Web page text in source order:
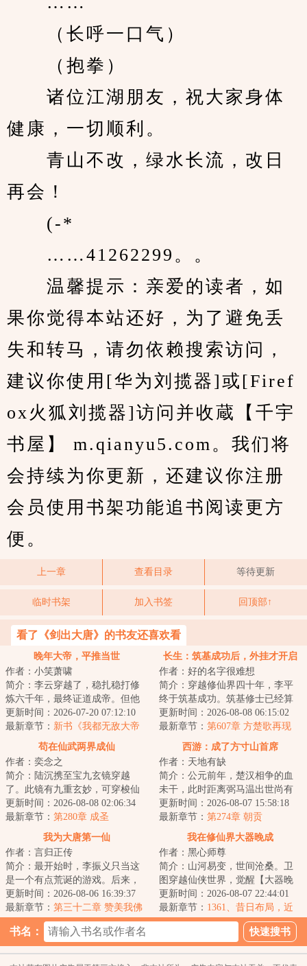
（长呼一口气）
（抱拳）
诸位江湖朋友，祝大家身体
健康，一切顺利。
青山不改，绿水长流，改日
再会！
(-*ゞ
……41262299。。
温馨提示：亲爱的读者，如
果你觉得本站还好，为了避免丢
失和转马，请勿依赖搜索访问，
建议你使用[华为刘揽器]或[Firef
ox火狐刘揽器]访问并收蔵【千宇
书屋】 m.qianyu5.com。我们将
会持续为你更新，还建议你注册
会员使用书架功能追书阅读更方
便。
上一章 查看目录 等待更新
临时书架 加入书签 回顶部↑
看了《剑出大唐》的书友还喜欢看
晚年大帝，平推当世
作者：小笑萧啸
简介：李云穿越了，稳扎稳打修
炼六千年，最终证道成帝。但他
是一个很平庸的大帝。平不掉禁
区，打不穿仙域...
更新时间：2026-07-20 07:12:10
最新章节： 新书《我都无敌大帝
了，还要短板补强？》
长生：筑基成功后，外挂才开启
作者：好的名字很难想
简介：穿越修仙界四十年，李平
终于筑基成功。筑基修士已经算
是修仙界的中层。李平深知以自
己的三灵根资质...
更新时间：2026-08-08 06:15:02
最新章节： 第607章 方楚歌再现
苟在仙武两界成仙
作者：奕念之
简介：陆沉携至宝九玄镜穿越
了。此镜有九重玄妙，可穿梭仙
武两界，一秒便可恢复%的生命
力。仗着九玄镜，...
更新时间：2026-08-08 02:06:34
最新章节： 第280章 成圣
西游：成了方寸山首席
作者：天地有缺
简介：公元前年，楚汉相争的血
未干，此时距离弼马温出世尚有
两百年，距西游八百年，纪成带
着宿慧而来，成...
更新时间：2026-08-07 15:58:18
最新章节： 第274章 朝贡
我为大唐第一仙
作者：言归正传
简介：最开始时，李振义只当这
是一个有点荒诞的游戏。后来，
是一个真实的大唐，一群热闹的
修士，是无尽的...
更新时间：2026-08-06 16:39:37
最新章节： 第三十二章 赞美我佛
我在修仙界大器晚成
作者：黑心师尊
简介：山河易变，世间沧桑。卫
图穿越仙侠世界，觉醒【大器晚
成】命格。【命格：大器晚
成。】【属性：坚韧...
更新时间：2026-08-07 22:44:01
最新章节： 1361、昔日布局，近
乡情怯（4k7，求订阅）
书名：